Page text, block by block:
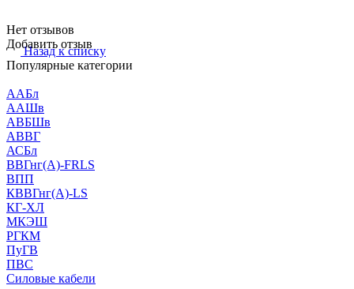
Нет отзывов
Добавить отзыв
Назад к списку
Популярные категории
ААБл
ААШв
АВБШв
АВВГ
АСБл
ВВГнг(А)-FRLS
ВПП
КВВГнг(А)-LS
КГ-ХЛ
МКЭШ
РГКМ
ПуГВ
ПВС
Силовые кабели